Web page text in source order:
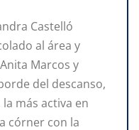
Castelló
al área y
Marcos y
del descanso,
más activa en
córner con la